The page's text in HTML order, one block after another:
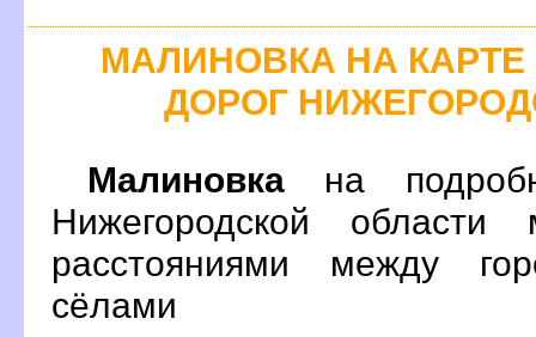
МАЛИНОВКА НА
ДОРОГ
Малиновка на
Нижегородской
расстояниями между
сёлами